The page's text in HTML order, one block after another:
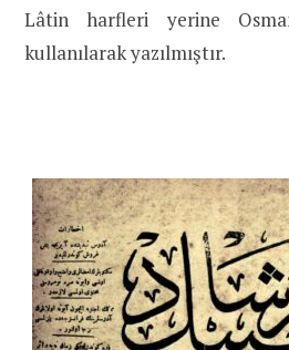
Lâtin harfleri yerine
kullanılarak yazılmıştır.